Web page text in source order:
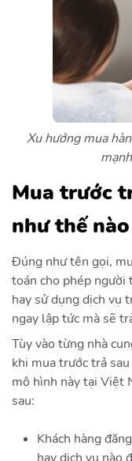
Xu hướng mua
Mua trước
như thế nào
Đúng như tên gọi,
toán cho phép người
hay sử dụng dịch vụ
ngay lập tức mà sẽ
Tùy vào từng nhà
khi mua trước trả
mô hình này tại Việt
sau:
Khách hàng